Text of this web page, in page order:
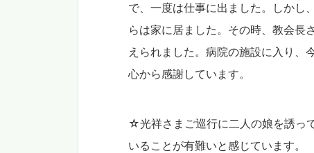
で、一度は仕事に出ました。しかし
らは家に居ました。その時、教会長
えられました。病院の施設に入り、
心から感謝しています。
☆光祥さまご巡行に二人の娘を誘っ
いることが有難いと感じています。